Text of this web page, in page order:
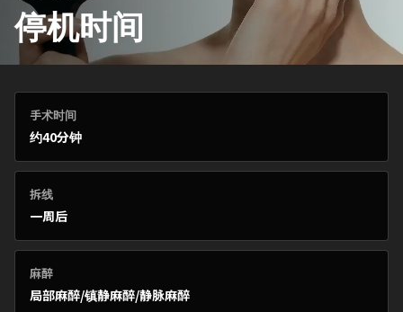
停机时间
手术时间
约40分钟
拆线
一周后
麻醉
局部麻醉/镇静麻醉/静脉麻醉